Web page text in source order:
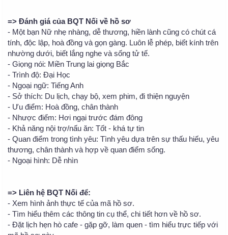
=> Đánh giá của BQT Nối về hồ sơ
- Một bạn Nữ nhẹ nhàng, dễ thương, hiền lành cũng có chút cá
tính, độc lập, hoà đồng và gọn gàng. Luôn lễ phép, biết kính trên
nhường dưới, biết lắng nghe và sống tử tế.
- Giọng nói: Miền Trung lai giọng Bắc
- Trình độ: Đại Học
- Ngoại ngữ: Tiếng Anh
- Sở thích: Du lịch, chạy bộ, xem phim, đi thiện nguyện
- Ưu điểm: Hoà đồng, chân thành
- Nhược điểm: Hơi ngại trước đám đông
- Khả năng nội trợ/nấu ăn: Tốt - khá tự tin
- Quan điểm trong tình yêu: Tình yêu dựa trên sự thấu hiếu, yêu
thương, chân thành và hợp về quan điểm sống.
- Ngoại hình: Dễ nhìn
=> Liên hệ BQT Nối để:
- Xem hình ảnh thực tế của mã hồ sơ.
- Tìm hiểu thêm các thông tin cụ thể, chi tiết hơn về hồ sơ.
- Đặt lịch hẹn hò cafe - gặp gỡ, làm quen - tìm hiểu trực tiếp với